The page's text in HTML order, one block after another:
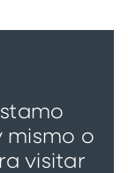
mismo o
visitar